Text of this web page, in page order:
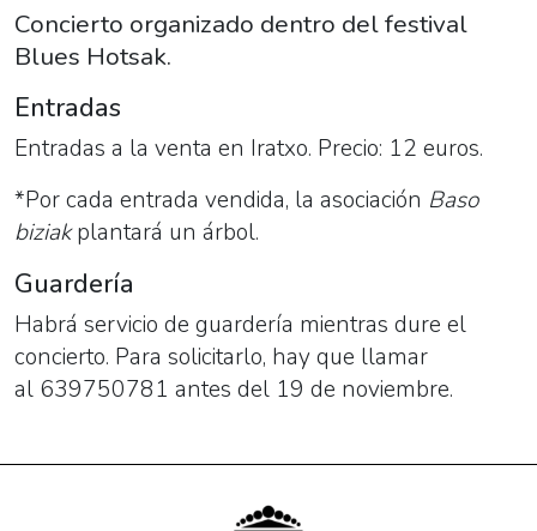
Concierto organizado dentro del festival
Blues Hotsak.
Entradas
Entradas a la venta en Iratxo. Precio: 12 euros.
*Por cada entrada vendida, la asociación Baso
biziak plantará un árbol.
Guardería
Habrá servicio de guardería mientras dure el
concierto. Para solicitarlo, hay que llamar
al 639750781 antes del 19 de noviembre.